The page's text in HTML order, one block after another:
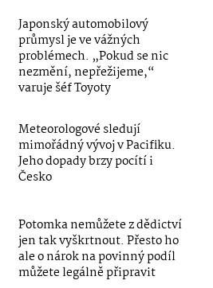
Japonský automobilový
průmysl je ve vážných
problémech. „Pokud se nic
nezmění, nepřežijeme,“
varuje šéf Toyoty
Meteorologové sledují
mimořádný vývoj v Pacifiku.
Jeho dopady brzy pocítí i
Česko
Potomka nemůžete z dědictví
jen tak vyškrtnout. Přesto ho
ale o nárok na povinný podíl
můžete legálně připravit